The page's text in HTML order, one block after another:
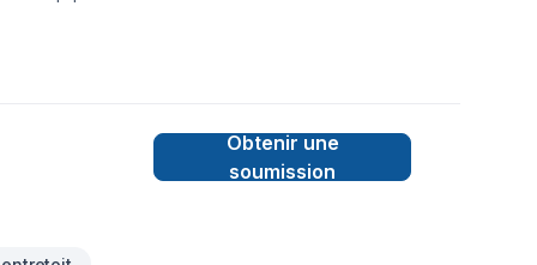
Obtenir une
soumission